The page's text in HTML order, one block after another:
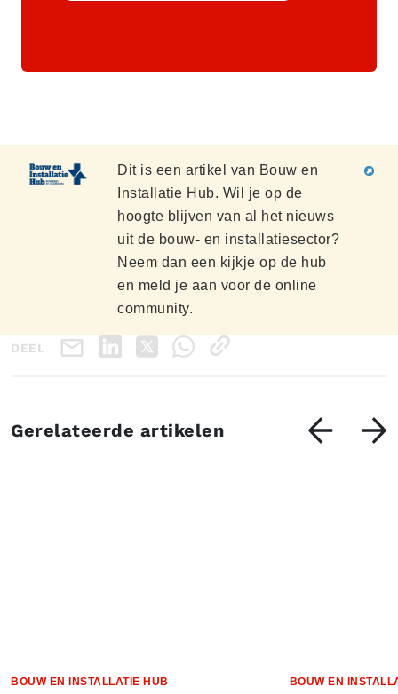
Dit is een artikel van Bouw en
Installatie Hub. Wil je op de
hoogte blijven van al het nieuws
uit de bouw- en installatiesector?
Neem dan een kijkje op de hub
en meld je aan voor de online
community.
DEEL
Gerelateerde artikelen
BOUW EN INSTALLATIE HUB BOUW EN